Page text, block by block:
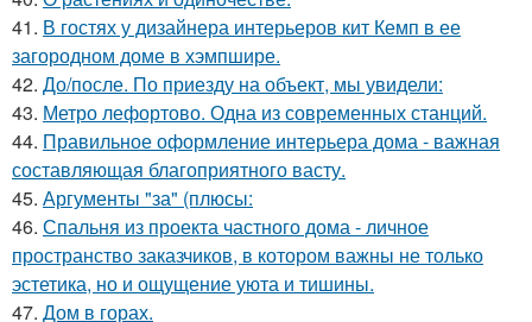
41. В гостях у дизайнера интерьеров кит Кемп в ее
загородном доме в хэмпшире.
42. До/после. По приезду на объект, мы увидели:
43. Метро лефортово. Одна из современных станций.
44. Правильное оформление интерьера дома - важная
составляющая благоприятного васту.
45. Аргументы "за" (плюсы:
46. Спальня из проекта частного дома - личное
пространство заказчиков, в котором важны не только
эстетика, но и ощущение уюта и тишины.
47. Дом в горах.